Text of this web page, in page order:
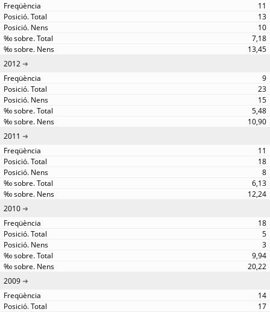
11
13
10
7,18
13,45
2012
9
23
15
5,48
10,90
2011
11
18
8
6,13
12,24
2010
18
5
3
9,94
20,22
2009
14
17